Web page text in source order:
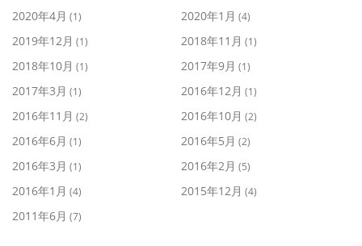
2020年4月 (1) 2020年1月 (4)
2019年12月 (1) 2018年11月 (1)
2018年10月 (1) 2017年9月 (1)
2017年3月 (1) 2016年12月 (1)
2016年11月 (2) 2016年10月 (2)
2016年6月 (1) 2016年5月 (2)
2016年3月 (1) 2016年2月 (5)
2016年1月 (4) 2015年12月 (4)
2011年6月 (7)